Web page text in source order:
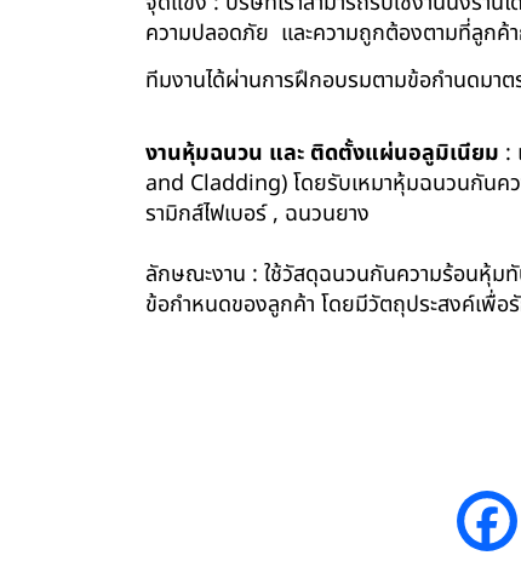
ความปลอดภัย และความถูกต้องตามที่ลูกค้
ทีมงานได้ผ่านการฝึกอบรมตามข้อกำนดมา
งานหุ้มฉนวน และ ติดตั้งแผ่นอลูมิเนียม :
and Cladding) โดยรับเหมาหุ้มฉนวนกันคว
รามิกส์ไฟเบอร์ , ฉนวนยาง
ลักษณะงาน : ใช้วัสดุฉนวนกันความร้อนหุ้ม
ข้อกำหนดของลูกค้า โดยมีวัตถุประสงค์เพื่